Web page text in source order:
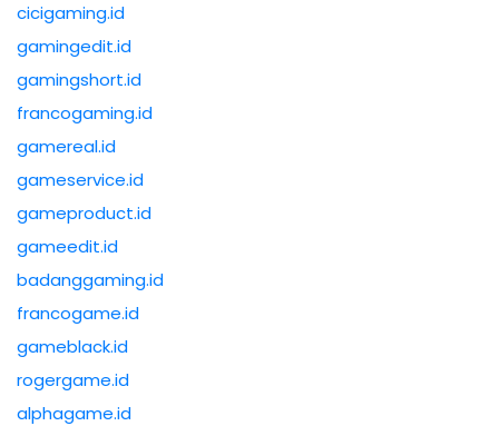
cicigaming.id
gamingedit.id
gamingshort.id
francogaming.id
gamereal.id
gameservice.id
gameproduct.id
gameedit.id
badanggaming.id
francogame.id
gameblack.id
rogergame.id
alphagame.id